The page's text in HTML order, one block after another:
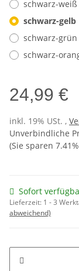
schwarz-weiß
schwarz-gelb
schwarz-grün
schwarz-
24,99 €
inkl. 19% USt. ,
Unverbindliche
(Sie sparen 7.41%
Sofort
Lieferzeit: 1 - 3
abweichend)